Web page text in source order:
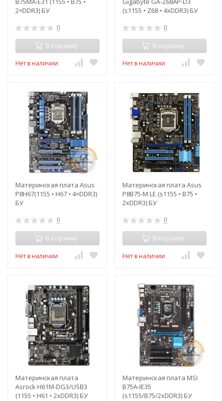
2×DDR3) БУ
0
В корзину
Нет в наличии
(s1155 • Z68 • 4xDDR3) БУ
0
В корзину
Нет в наличии
Материнская плата Asus
P8H67(1155 • H67 • 4×DDR3)
БУ
0
В корзину
Нет в наличии
Материнская плата Asus
P8B75-M LE (s1155 • B75 •
2xDDR3) БУ
0
В корзину
Нет в наличии
Материнская плата
Asrock H61M-DG3/USB3
(1155 • H61 • 2xDDR3) БУ
Материнская плата MSI
B75A-IE35
(s1155/B75/2xDDR3) БУ